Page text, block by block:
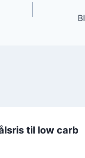
til low carb